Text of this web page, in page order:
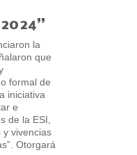
la
que
formal de
iniciativa
e
de la ESI,
y vivencias
Otorgará